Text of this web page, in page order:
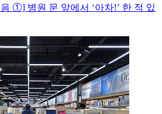
①] 병원 문 앞에서 ‘아차!’ 한 적 있